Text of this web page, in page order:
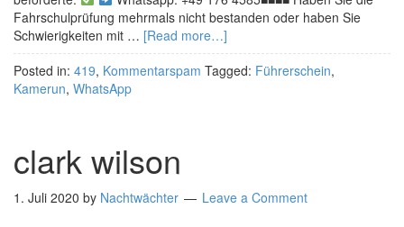
Fahrschulprüfung mehrmals nicht bestanden oder haben Sie
Schwierigkeiten mit … [Read more…]
Posted in: 419, Kommentarspam Tagged: Führerschein,
Kamerun, WhatsApp
clark wilson
1. Juli 2020 by Nachtwächter Leave a Comment